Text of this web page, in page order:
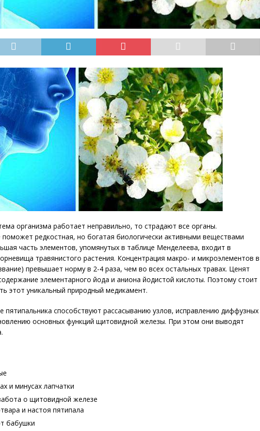
организма работает неправильно, то страдают все органы.
редкостная, но богатая биологически активными веществами
часть элементов, упомянутых в таблице Менделеева, входит в
травянистого растения. Концентрация макро- и микроэлементов в
превышает норму в 2-4 раза, чем во всех остальных травах. Ценят
элементарного йода и аниона йодистой кислоты. Поэтому стоит
этот уникальный природный медикамент.
пятипальника способствуют рассасыванию узлов, исправлению диффузных
основных функций щитовидной железы. При этом они выводят
и минусах лапчатки
о щитовидной железе
и настоя пятипала
бабушки